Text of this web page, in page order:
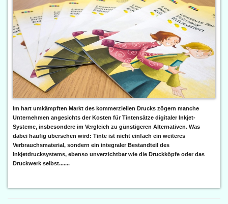
Im hart umkämpften Markt des kommerziellen Drucks zögern manche
Unternehmen angesichts der Kosten für Tintensätze digitaler Inkjet-
Systeme, insbesondere im Vergleich zu günstigeren Alternativen. Was
dabei häufig übersehen wird: Tinte ist nicht einfach ein weiteres
Verbrauchsmaterial, sondern ein integraler Bestandteil des
Inkjetdrucksystems, ebenso unverzichtbar wie die Druckköpfe oder das
Druckwerk selbst.......